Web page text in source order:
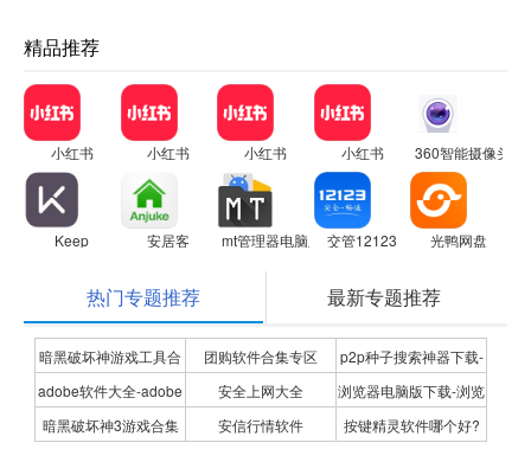
精品推荐
小红书 小红书 小红书 小红书 360智能摄像头
Keep 安居客 mt管理器电脑版 交管12123 光鸭网盘
热门专题推荐 最新专题推荐
暗黑破坏神游戏工具合
集
团购软件合集专区
p2p种子搜索神器下载-
P2P种子搜索神器专题
adobe软件大全-adobe
全系列软件下载-adobe
安全上网大全
浏览器电脑版下载-浏览
器下载合集
暗黑破坏神3游戏合集 安信行情软件
按键精灵软件哪个好?